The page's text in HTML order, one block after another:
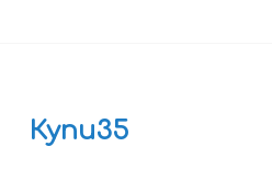
Купи35